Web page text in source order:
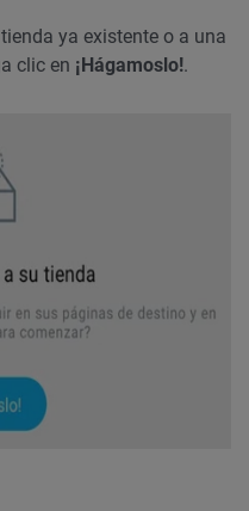
ya existente o a una
clic en ¡Hágamoslo!.